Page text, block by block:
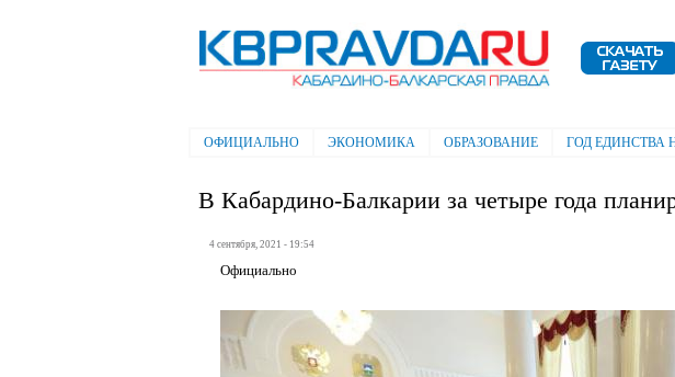
Электронная газета "Кабардино-
Балкарская правда"
Главное меню
ОФИЦИАЛЬНО ЭКОНОМИКА ОБРАЗОВАНИЕ ГОД ЕДИНСТВА
В Кабардино-Балкарии за четыре года
4 сентября, 2021 - 19:54
Официально